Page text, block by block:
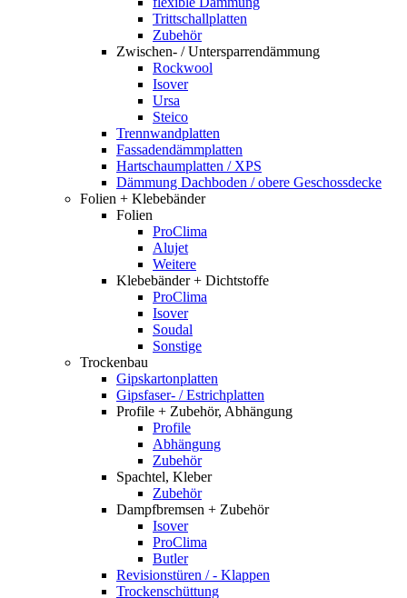
Trittschallplatten
Zubehör
Zwischen- / Untersparrendämmung
Rockwool
Isover
Ursa
Steico
Trennwandplatten
Fassadendämmplatten
Hartschaumplatten / XPS
Dämmung Dachboden / obere Geschossdecke
Folien + Klebebänder
Folien
ProClima
Alujet
Weitere
Klebebänder + Dichtstoffe
ProClima
Isover
Soudal
Sonstige
Trockenbau
Gipskartonplatten
Gipsfaser- / Estrichplatten
Profile + Zubehör, Abhängung
Profile
Abhängung
Zubehör
Spachtel, Kleber
Zubehör
Dampfbremsen + Zubehör
Isover
ProClima
Butler
Revisionstüren / - Klappen
Trockenschüttung